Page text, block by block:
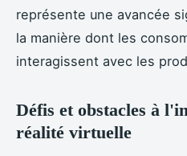
représente une avancée
la manière dont les
interagissent avec les
Défis et obstacles à
réalité virtuelle